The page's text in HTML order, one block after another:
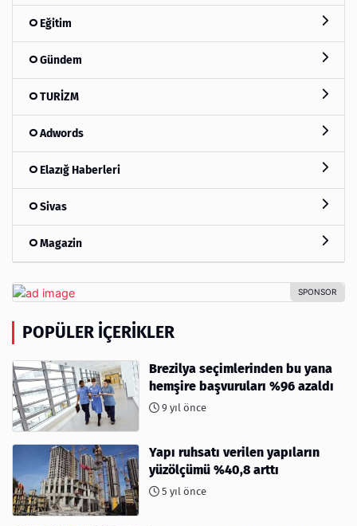
Eğitim
Gündem
TURİZM
Adwords
Elazığ Haberleri
Sivas
Magazin
POPÜLER İÇERIKLER
Brezilya seçimlerinden bu yana
hemşire başvuruları %96 azaldı
9 yıl önce
Yapı ruhsatı verilen yapıların
yüzölçümü %40,8 arttı
5 yıl önce